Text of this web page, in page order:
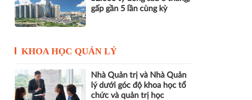
gấp gần 5 lần cùng kỳ
KHOA HỌC QUẢN LÝ
Nhà Quản trị và Nhà Quản
lý dưới góc độ khoa học tổ
chức và quản trị học